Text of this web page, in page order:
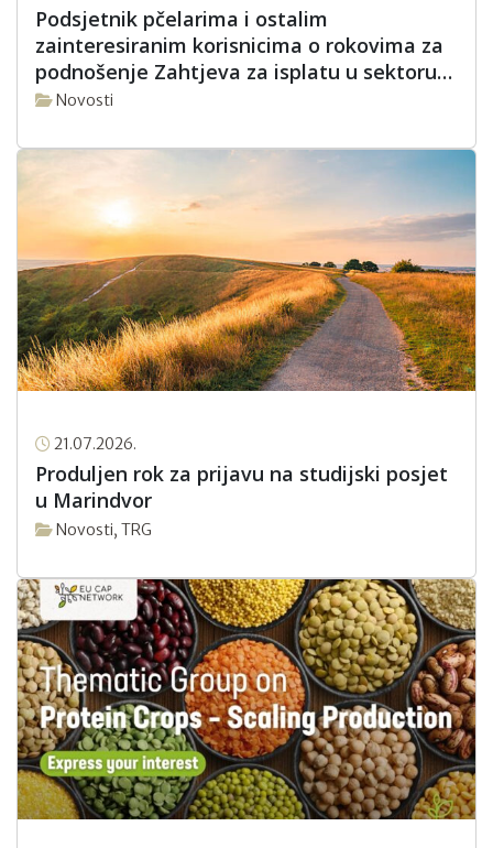
Podsjetnik pčelarima i ostalim
zainteresiranim korisnicima o rokovima za
podnošenje Zahtjeva za isplatu u sektoru
pčelarstva za intervencijsku godinu 2026.
Novosti
21.07.2026.
Produljen rok za prijavu na studijski posjet
u Marindvor
Novosti, TRG